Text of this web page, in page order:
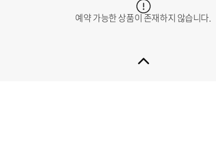
예약 가능한 상품이 존재하지 않습니다.